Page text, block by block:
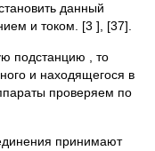
данный
и током. [3 ], [37].
подстанцию , то
и находящегося в
проверяем по
принимают